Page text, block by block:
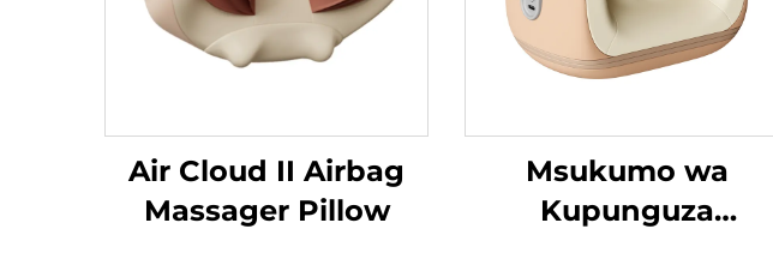
Air Cloud II Airbag
Massager Pillow
Msukumo wa
Kupunguza